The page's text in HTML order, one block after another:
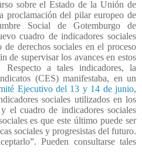
sobre el Estado de la Unión de
proclamación del pilar europeo de
Social de Gotemburgo de
cuadro de indicadores sociales
derechos sociales en el proceso
de supervisar los avances en estos
Respecto a tales indicadores, la
(CES) manifestaba, en un
Ejecutivo del 13 y 14 de junio,
sociales utilizados en los
el cuadro de indicadores sociales
es que este último puede ser
sociales y progresistas del futuro.
Pueden consultarse tales